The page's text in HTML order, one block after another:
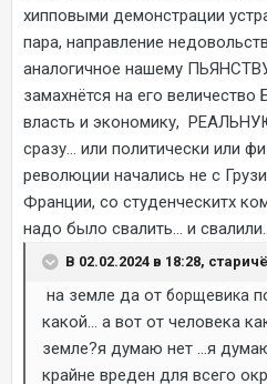
хипповыми демонстрации
пара, направление
аналогичное нашему
замахнётся на его
власть и экономику,
сразу... или политически или
революции начались не с
Франции, со студенческитх
надо было свалить... и
В 02.02.2024 в 18:28,
на земле да от борщевика
какой... а вот от человека
земле?я думаю нет ...я
крайне вреден для всего